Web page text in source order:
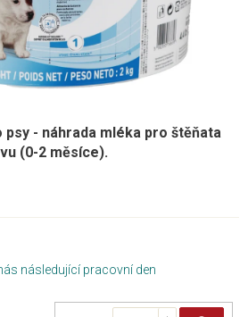
- náhrada mléka pro štěňata
(0-2 měsíce).
následující pracovní den